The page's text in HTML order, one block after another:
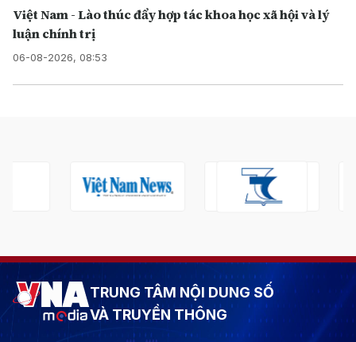
Việt Nam - Lào thúc đẩy hợp tác khoa học xã hội và lý
luận chính trị
06-08-2026, 08:53
TRUNG TÂM NỘI DUNG SỐ
VÀ TRUYỀN THÔNG